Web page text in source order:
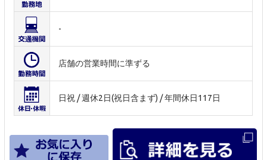
-
店舗の営業時間に準ずる
日祝 / 週休2日(祝日含まず) / 年間休日117日